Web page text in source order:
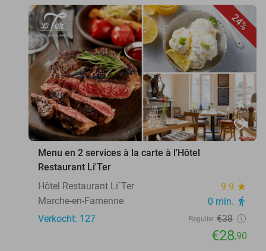
24%
favorite_border
Menu en 2 services à la carte à l'Hôtel
Restaurant Li'Ter
Hôtel Restaurant Li´Ter
9.9 star
Marche-en-Famenne 0 min. directions_walk
Verkocht: 127 Regulier €38
€28,90